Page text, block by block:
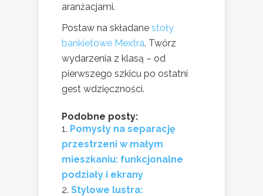
aranżacjami.
Postaw na składane stoły
bankietowe Mextra. Twórz
wydarzenia z klasą – od
pierwszego szkicu po ostatni
gest wdzięczności.
Podobne posty:
Pomysły na separację
przestrzeni w małym
mieszkaniu: funkcjonalne
podziały i ekrany
Stylowe lustra: